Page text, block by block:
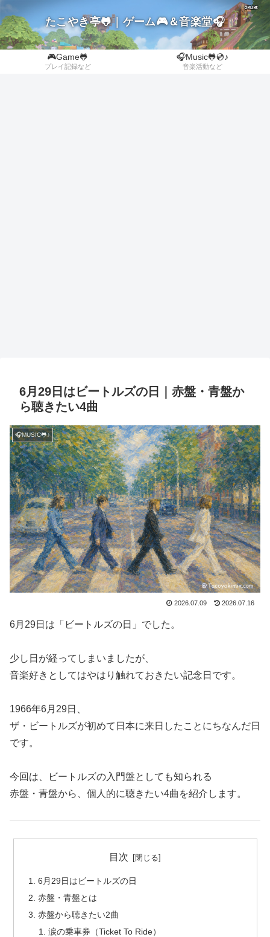
たこやき亭🐸｜ゲーム🎮＆音楽堂🎧
🎮Game🐸
プレイ記録など
🎧Music🐸💿♪
音楽活動など
6月29日はビートルズの日｜赤盤・青盤か
ら聴きたい4曲
🎧MUSIC🐸♪
2026.07.09 2026.07.16
6月29日は「ビートルズの日」でした。
少し日が経ってしまいましたが、
音楽好きとしてはやはり触れておきたい記念日です。
1966年6月29日、
ザ・ビートルズが初めて日本に来日したことにちなんだ日
です。
今回は、ビートルズの入門盤としても知られる
赤盤・青盤から、個人的に聴きたい4曲を紹介します。
目次
6月29日はビートルズの日
赤盤・青盤とは
赤盤から聴きたい2曲
涙の乗車券（Ticket To Ride）